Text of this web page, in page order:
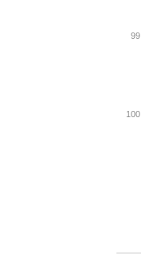
99
100